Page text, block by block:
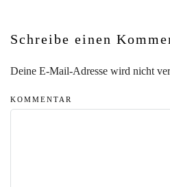
Schreibe einen
Deine E-Mail-Adresse wird nicht
KOMMENTAR